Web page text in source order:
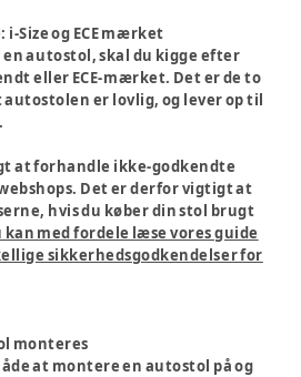
Size og ECE mærket
autostol, skal du kigge efter
eller ECE-mærket. Det er de to
er lovlig, og lever op til
at forhandle ikke-godkendte
Det er derfor vigtigt at
hvis du køber din stol brugt
kan med fordele læse vores guide
sikkerhedsgodkendelser for
monteres
at montere en autostol på og